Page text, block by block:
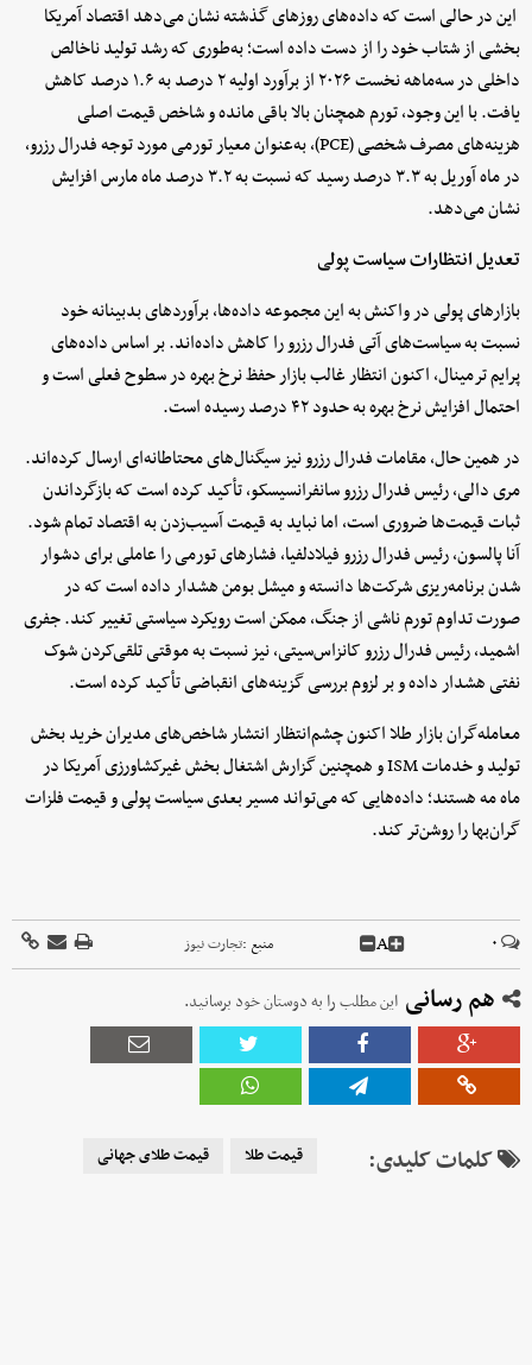
این در حالی است که داده‌های روزهای گذشته نشان می‌دهد اقتصاد آمریکا
بخشی از شتاب خود را از دست داده است؛ به‌طوری که رشد تولید ناخالص
داخلی در سه‌ماهه نخست ۲۰۲۶ از برآورد اولیه ۲ درصد به ۱.۶ درصد کاهش
یافت. با این وجود، تورم همچنان بالا باقی مانده و شاخص قیمت اصلی
هزینه‌های مصرف شخصی (PCE)، به‌عنوان معیار تورمی مورد توجه فدرال رزرو،
در ماه آوریل به ۳.۳ درصد رسید که نسبت به ۳.۲ درصد ماه مارس افزایش
نشان می‌دهد.
تعدیل انتظارات سیاست پولی
بازارهای پولی در واکنش به این مجموعه داده‌ها، برآوردهای بدبینانه خود
نسبت به سیاست‌های آتی فدرال رزرو را کاهش داده‌اند. بر اساس داده‌های
پرایم ترمینال، اکنون انتظار غالب بازار حفظ نرخ بهره در سطوح فعلی است و
احتمال افزایش نرخ بهره به حدود ۴۲ درصد رسیده است.
در همین حال، مقامات فدرال رزرو نیز سیگنال‌های محتاطانه‌ای ارسال کرده‌اند.
مری دالی، رئیس فدرال رزرو سانفرانسیسکو، تأکید کرده است که بازگرداندن
ثبات قیمت‌ها ضروری است، اما نباید به قیمت آسیب‌زدن به اقتصاد تمام شود.
آنا پالسون، رئیس فدرال رزرو فیلادلفیا، فشارهای تورمی را عاملی برای دشوار
شدن برنامه‌ریزی شرکت‌ها دانسته و میشل بومن هشدار داده است که در
صورت تداوم تورم ناشی از جنگ، ممکن است رویکرد سیاستی تغییر کند. جفری
اشمید، رئیس فدرال رزرو کانزاس‌سیتی، نیز نسبت به موقتی تلقی‌کردن شوک
نفتی هشدار داده و بر لزوم بررسی گزینه‌های انقباضی تأکید کرده است.
معامله‌گران بازار طلا اکنون چشم‌انتظار انتشار شاخص‌های مدیران خرید بخش
تولید و خدمات ISM و همچنین گزارش اشتغال بخش غیرکشاورزی آمریکا در
ماه مه هستند؛ داده‌هایی که می‌تواند مسیر بعدی سیاست پولی و قیمت فلزات
گران‌بها را روشن‌تر کند.
۰ A منبع :تجارت نیوز
هم رسانی این مطلب را به دوستان خود برسانید.
کلمات کلیدی: قیمت طلا قیمت طلای جهانی